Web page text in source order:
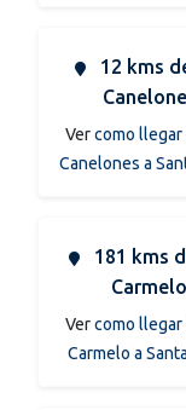
12 kms
Vercomo llegar
Canelones a
181 kms
Carmelo
Vercomo llegar
Carmelo a